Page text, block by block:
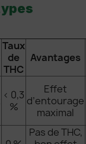
Taux
de
THC
Avantages
< 0,3
%
Effet
d’entourage
maximal
Pas de THC,